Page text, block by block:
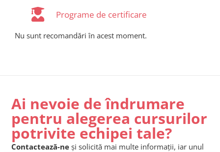
Programe de certificare
Nu sunt recomandări în acest moment.
Ai nevoie de îndrumare
pentru alegerea cursurilor
potrivite echipei tale?
Contactează-ne și solicită mai multe informații, iar unul